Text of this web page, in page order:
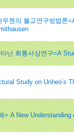
젠의 불교연구방법론
난 회통사상연구=A
Study on Unheo’s
= A New